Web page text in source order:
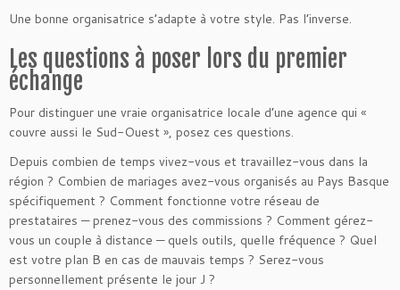
Une bonne organisatrice s’adapte à votre style. Pas l’inverse.
Les questions à poser lors du premier
échange
Pour distinguer une vraie organisatrice locale d’une agence qui «
couvre aussi le Sud-Ouest », posez ces questions.
Depuis combien de temps vivez-vous et travaillez-vous dans la
région ? Combien de mariages avez-vous organisés au Pays Basque
spécifiquement ? Comment fonctionne votre réseau de
prestataires — prenez-vous des commissions ? Comment gérez-
vous un couple à distance — quels outils, quelle fréquence ? Quel
est votre plan B en cas de mauvais temps ? Serez-vous
personnellement présente le jour J ?